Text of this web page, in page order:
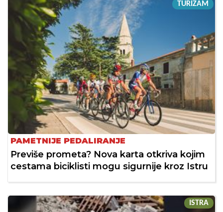
TURIZAM
PAMETNIJE PEDALIRANJE
Previše prometa? Nova karta otkriva kojim
cestama biciklisti mogu sigurnije kroz Istru
ISTRA